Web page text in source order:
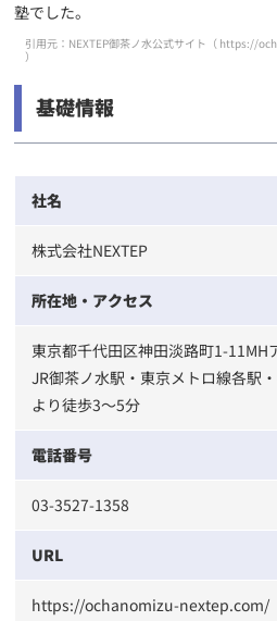
塾でした。
引用元：NEXTEP御茶ノ水公式サイト（ https://
）
基礎情報
社名
株式会社NEXTEP
所在地・アクセス
東京都千代田区神田淡路町1-11MH
JR御茶ノ水駅・東京メトロ線各駅
より徒歩3～5分
電話番号
03-3527-1358
URL
https://ochanomizu-nextep.com/